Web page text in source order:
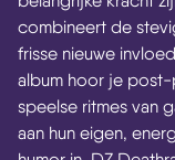
combineert de
frisse nieuwe
album hoor je post-
speelse ritmes van
aan hun eigen,